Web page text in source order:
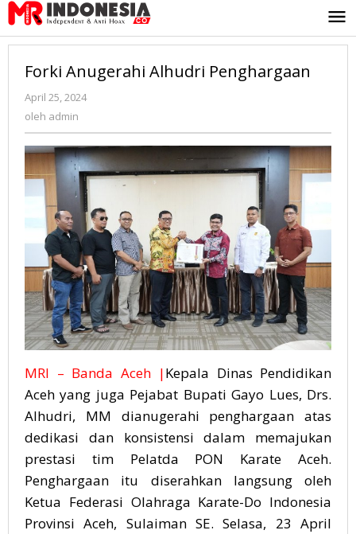
Lewati
ke
konten
Forki Anugerahi Alhudri Penghargaan
April 25, 2024
oleh admin
MRI – Banda Aceh |Kepala Dinas Pendidikan
Aceh yang juga Pejabat Bupati Gayo Lues, Drs.
Alhudri, MM dianugerahi penghargaan atas
dedikasi dan konsistensi dalam memajukan
prestasi tim Pelatda PON Karate Aceh.
Penghargaan itu diserahkan langsung oleh
Ketua Federasi Olahraga Karate-Do Indonesia
Provinsi Aceh, Sulaiman SE. Selasa, 23 April